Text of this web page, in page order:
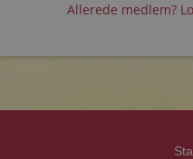
Allerede medlem?